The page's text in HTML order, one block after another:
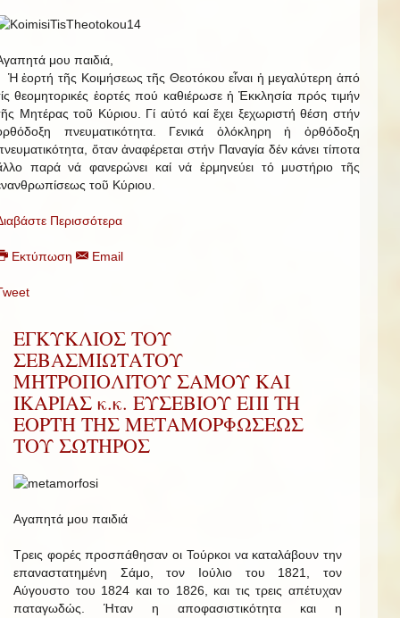
μου παιδιά,
ἑορτή τῆς Κοιμήσεως τῆς Θεοτόκου εἶναι ἡ μεγαλύτερη ἀπό
θεομητορικές ἑορτές πού καθιέρωσε ἡ Ἐκκλησία πρός τιμήν
Μητέρας τοῦ Κύριου. Γί αὐτό καί ἔχει ξεχωριστή θέση στήν
πνευματικότητα. Γενικά ὁλόκληρη ἡ ὀρθόδοξη
ὅταν ἀναφέρεται στήν Παναγία δέν κάνει τίποτα
παρά νά φανερώνει καί νά ἑρμηνεύει τό μυστήριο τῆς
τοῦ Κύριου.
Περισσότερα
Εκτύπωση Email
ΕΓΚΥΚΛΙΟΣ ΤΟΥ
ΣΕΒΑΣΜΙΩΤΑΤΟΥ
ΜΗΤΡΟΠΟΛΙΤΟΥ ΣΑΜΟΥ ΚΑΙ
ΙΚΑΡΙΑΣ κ.κ. ΕΥΣΕΒΙΟΥ ΕΠΙ ΤΗ
ΕΟΡΤΗ ΤΗΣ ΜΕΤΑΜΟΡΦΩΣΕΩΣ
ΤΟΥ ΣΩΤΗΡΟΣ
Αγαπητά μου παιδιά
Τρεις φορές προσπάθησαν οι Τούρκοι να καταλάβουν την
επαναστατημένη Σάμο, τον Ιούλιο του 1821, τον
Αύγουστο του 1824 και το 1826, και τις τρεις απέτυχαν
παταγωδώς. Ήταν η αποφασιστικότητα και η